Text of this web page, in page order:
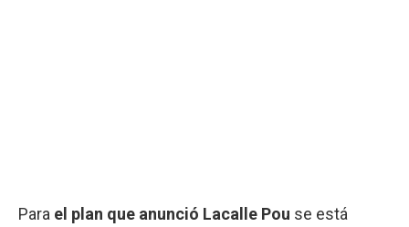
Para el plan que anunció Lacalle Pou se está